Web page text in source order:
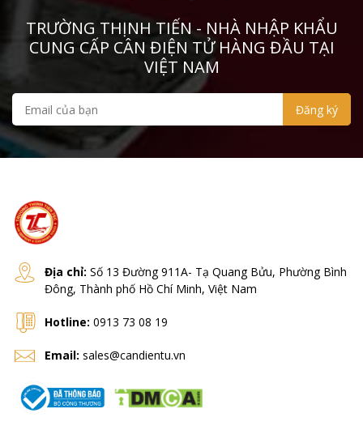
TRƯỜNG THỊNH TIẾN - NHÀ NHẬP KHẨU
CUNG CẤP CÂN ĐIỆN TỬ HÀNG ĐẦU TẠI
VIỆT NAM
Địa chỉ: Số 13 Đường 911A- Tạ Quang Bửu, Phường Bình
Đông, Thành phố Hồ Chí Minh, Việt Nam
Hotline: 0913 73 08 19
Email: sales@candientu.vn